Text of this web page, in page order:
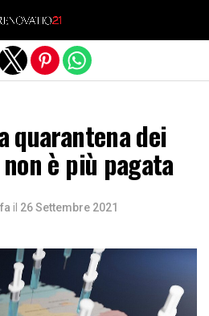
quarantena dei
è più pagata
il 26 Settembre 2021
version